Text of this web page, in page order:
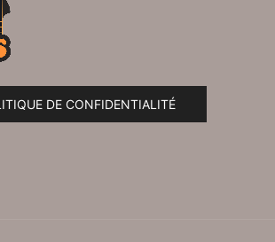
DE CONFIDENTIALITÉ